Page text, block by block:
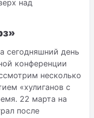
над
сегодняшний день
конференции
несколько
«хулиганов с
22 марта на
после